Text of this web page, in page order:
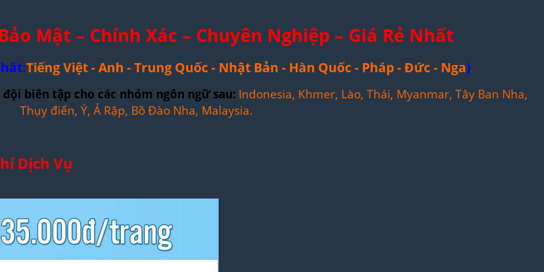
Mật – Chính Xác – Chuyên Nghiệp – Giá Rẻ Nhất
Tiếng Việt - Anh - Trung Quốc - Nhật Bản - Hàn Quốc - Pháp - Đức - Nga)
biên tập cho các nhóm ngôn ngữ sau: Indonesia, Khmer, Lào, Thái, Myanmar, Tây Ban Nha,
Thụy điển, Ý, Ả Rập, Bồ Đào Nha, Malaysia.
Dịch Vụ